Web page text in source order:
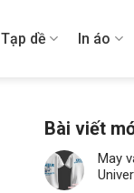
Tạp dề In áo
Bài viết
May